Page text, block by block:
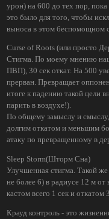
урон) на 600 до тех пор,
это было для того, чтобы
выноса в этом беспомощном
Curse of Roots (или просто
Стигма. По моему мнению
ПВП), 30 сек откат. На 500
прерван. Превращает
итоге к падению такой цели
парить в воздухе!).
По общему замыслу и смыслу,
долгим откатом и меньшим
атаку по превращенному в
Sleep Storm(Шторм Сна)
Улучшенная стигма. Такой
не более 6) в радиусе 12 м от
кастом всего 1 сек и
Крауд контроль - это